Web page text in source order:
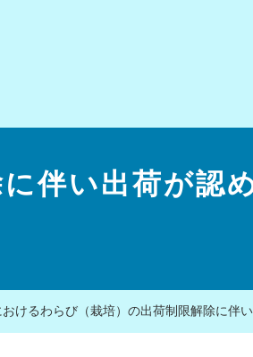
伴い出荷が認
けるわらび（栽培）の出荷制限解除に伴